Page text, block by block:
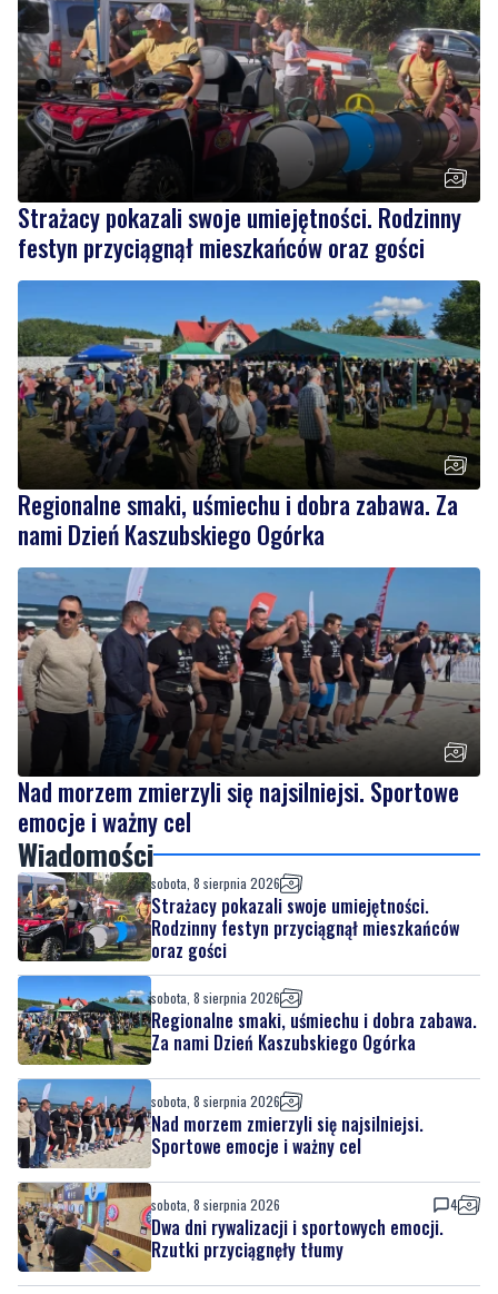
Strażacy pokazali swoje umiejętności. Rodzinny
festyn przyciągnął mieszkańców oraz gości
Regionalne smaki, uśmiechu i dobra zabawa. Za
nami Dzień Kaszubskiego Ogórka
Nad morzem zmierzyli się najsilniejsi. Sportowe
emocje i ważny cel
Wiadomości
sobota, 8 sierpnia 2026
Strażacy pokazali swoje umiejętności.
Rodzinny festyn przyciągnął mieszkańców
oraz gości
sobota, 8 sierpnia 2026
Regionalne smaki, uśmiechu i dobra zabawa.
Za nami Dzień Kaszubskiego Ogórka
sobota, 8 sierpnia 2026
Nad morzem zmierzyli się najsilniejsi.
Sportowe emocje i ważny cel
sobota, 8 sierpnia 2026 4
Dwa dni rywalizacji i sportowych emocji.
Rzutki przyciągnęły tłumy